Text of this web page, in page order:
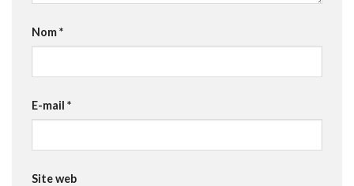
Nom*
E-mail *
Site web